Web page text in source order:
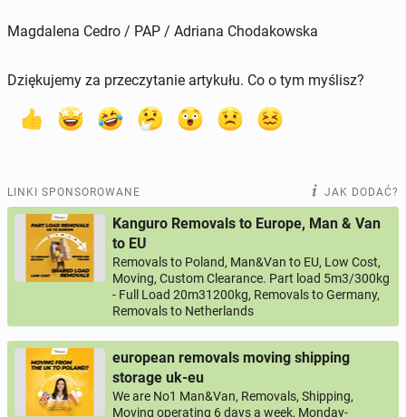
Magdalena Cedro / PAP / Adriana Chodakowska
Dziękujemy za przeczytanie artykułu. Co o tym myślisz?
LINKI SPONSOROWANE JAK DODAĆ?
Kanguro Removals to Europe, Man & Van
to EU
Removals to Poland, Man&Van to EU, Low Cost,
Moving, Custom Clearance. Part load 5m3/300kg
- Full Load 20m31200kg, Removals to Germany,
Removals to Netherlands
european removals moving shipping
storage uk-eu
We are No1 Man&Van, Removals, Shipping,
Moving operating 6 days a week, Monday-